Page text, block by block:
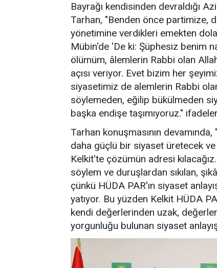
Bayrağı kendisinden devraldığı
Tarhan, "Benden önce partimize,
yönetimine verdikleri emekten
Mübin'de 'De ki: Şüphesiz benim
ölümüm, âlemlerin Rabbi olan
açısı veriyor. Evet bizim her
siyasetimiz de alemlerin Rabbi
söylemeden, eğilip bükülmeden
başka endişe taşımıyoruz."
Tarhan konuşmasının
daha güçlü bir siyaset üretecek ve
Kelkit'te çözümün adresi
söylem ve duruşlardan sıkılan,
çünkü HÜDA PAR'ın siyaset
yatıyor. Bu yüzden Kelkit HÜDA
kendi değerlerinden uzak,
yorgunluğu bulunan siyaset